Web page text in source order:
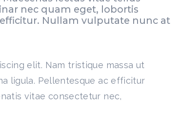
nec quam eget, lobortis
Nullam vulputate nunc at
elit. Nam tristique massa ut
ligula. Pellentesque ac efficitur
vitae consectetur nec,